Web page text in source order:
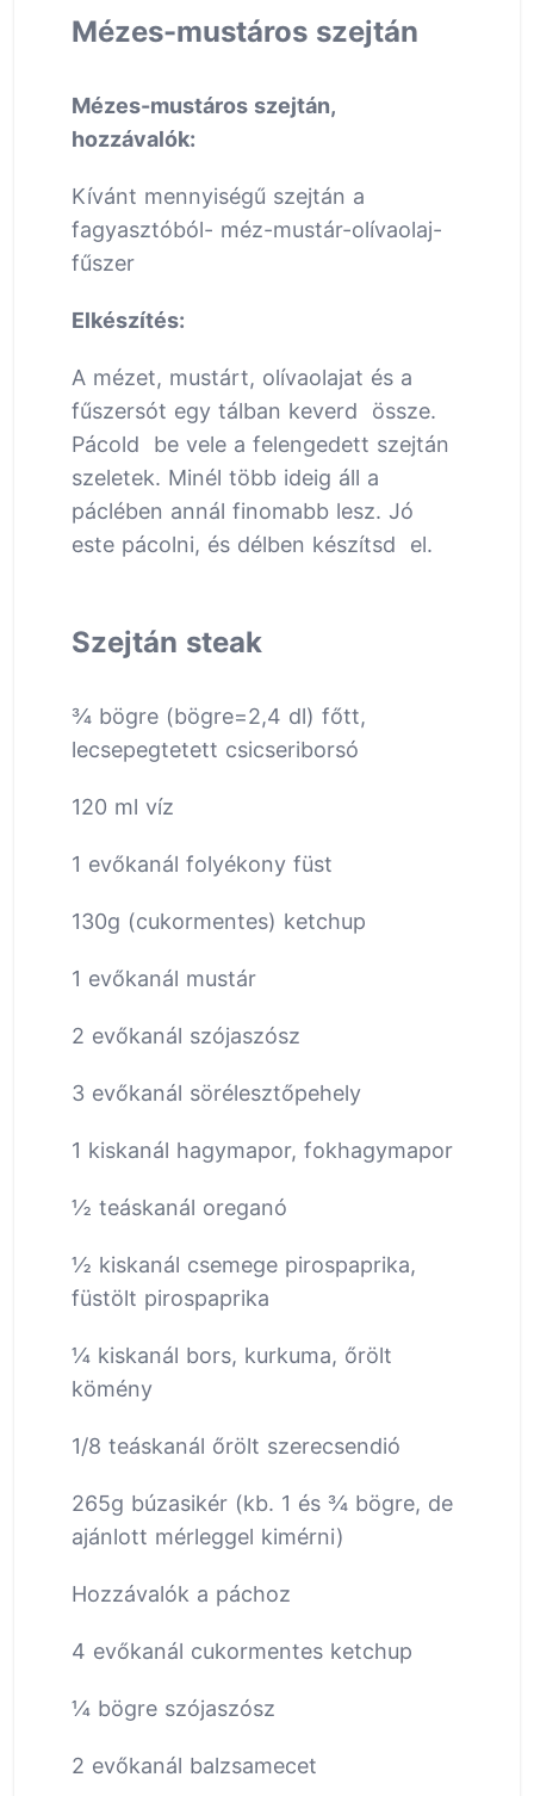
Mézes-mustáros szejtán
Mézes-mustáros szejtán,
hozzávalók:
Kívánt mennyiségű szejtán a
fagyasztóból- méz-mustár-olívaolaj-
fűszer
Elkészítés:
A mézet, mustárt, olívaolajat és a
fűszersót egy tálban keverd össze.
Pácold be vele a felengedett szejtán
szeletek. Minél több ideig áll a
páclében annál finomabb lesz. Jó
este pácolni, és délben készítsd el.
Szejtán steak
¾ bögre (bögre=2,4 dl) főtt,
lecsepegtetett csicseriborsó
120 ml víz
1 evőkanál folyékony füst
130g (cukormentes) ketchup
1 evőkanál mustár
2 evőkanál szójaszósz
3 evőkanál sörélesztőpehely
1 kiskanál hagymapor, fokhagymapor
½ teáskanál oreganó
½ kiskanál csemege pirospaprika,
füstölt pirospaprika
¼ kiskanál bors, kurkuma, őrölt
kömény
1/8 teáskanál őrölt szerecsendió
265g búzasikér (kb. 1 és ¾ bögre, de
ajánlott mérleggel kimérni)
Hozzávalók a páchoz
4 evőkanál cukormentes ketchup
¼ bögre szójaszósz
2 evőkanál balzsamecet